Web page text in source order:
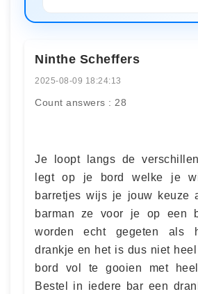
Ninthe Scheffers
2025-08-09 18:24:13
Count answers : 28
Je loopt langs de
legt op je bord welke je
barretjes wijs je jouw keuze
barman ze voor je op een
worden echt gegeten als
drankje en het is dus niet
bord vol te gooien met
Bestel in iedere bar een